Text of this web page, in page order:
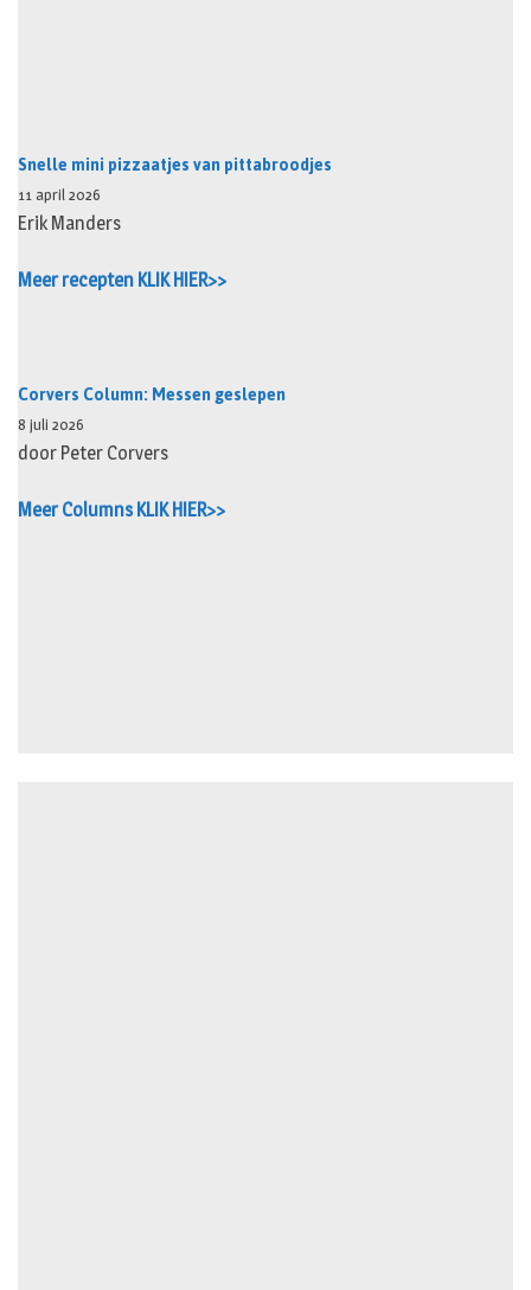
Snelle mini pizzaatjes van pittabroodjes
11 april 2026
Erik Manders
Meer recepten KLIK HIER>>
Corvers Column: Messen geslepen
8 juli 2026
door Peter Corvers
Meer Columns KLIK HIER>>